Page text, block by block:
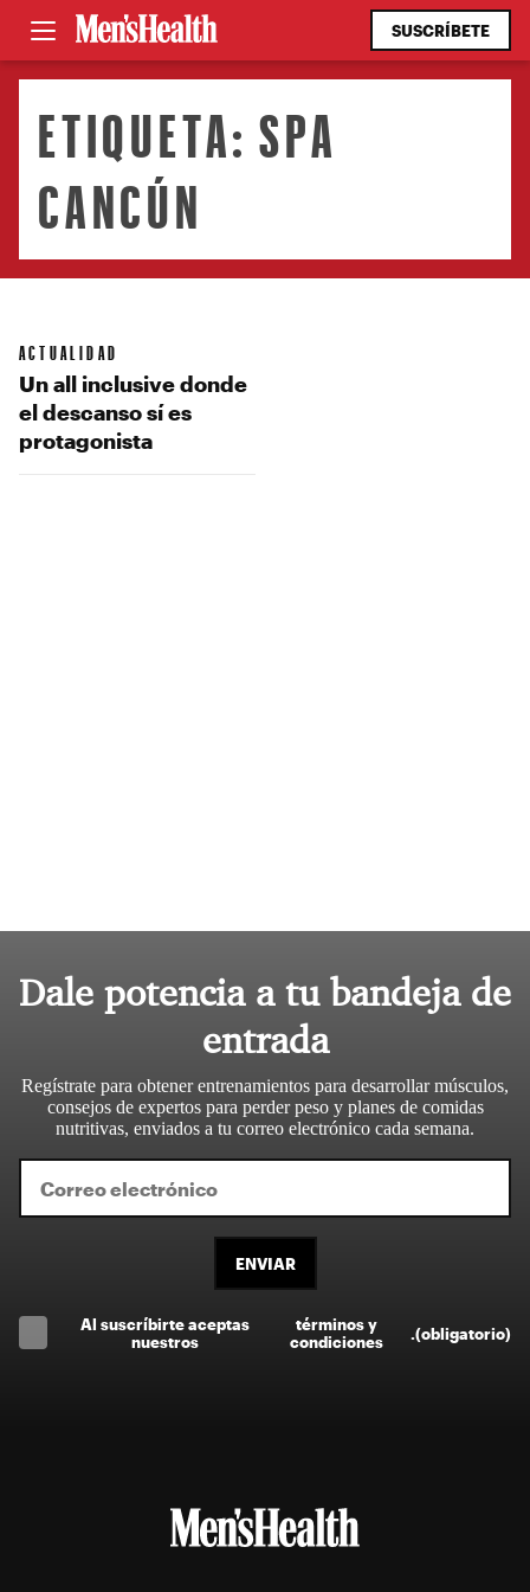
SUSCRÍBETE
ETIQUETA:SPA
CANCÚN
ACTUALIDAD
Un all inclusive donde
el descanso sí es
protagonista
Dale potencia a tu bandeja de
entrada
Regístrate para obtener entrenamientos para desarrollar músculos,
consejos de expertos para perder peso y planes de comidas
nutritivas, enviados a tu correo electrónico cada semana.
ENVIAR
Al suscríbirte aceptas
nuestros
términos y
condiciones
(obligatorio)